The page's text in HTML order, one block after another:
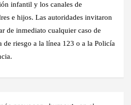
infantil y los canales de
e hijos. Las autoridades invitaron
de inmediato cualquier caso de
de riesgo a la línea 123 o a la Policía
.